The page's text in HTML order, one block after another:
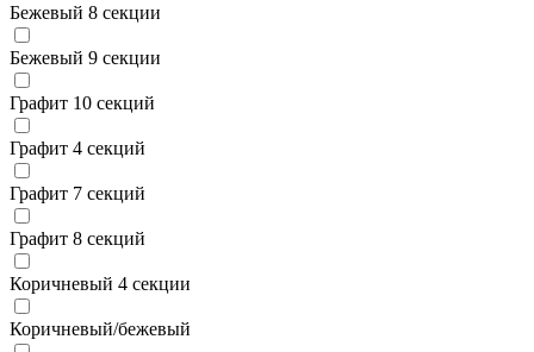
Бежевый 8 секции
Бежевый 9 секции
Графит 10 секций
Графит 4 секций
Графит 7 секций
Графит 8 секций
Коричневый 4 секции
Коричневый/бежевый